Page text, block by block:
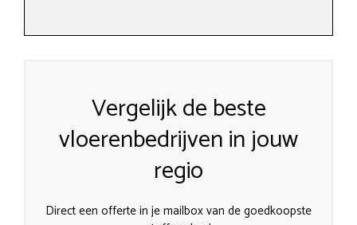
Vergelijk de beste
vloerenbedrijven in jouw
regio
Direct een offerte in je mailbox van de goedkoopste